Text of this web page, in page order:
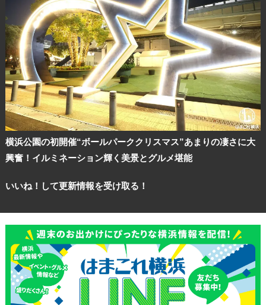
横浜公園の初開催“ボールパーククリスマス”あまりの凄さに大
興奮！イルミネーション輝く美景とグルメ堪能
いいね！して更新情報を受け取る！